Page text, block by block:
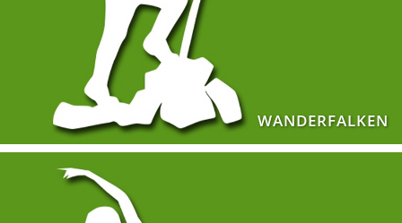
WANDERFALKEN